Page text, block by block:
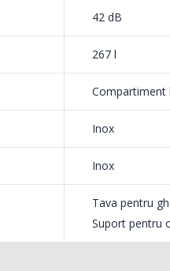
de tip LED, durabila si
in orice colt al
aparatului tau
la dispozitie.
42 dB
267 l
Compartiment
Inox
Inox
Tava pentru
Suport pentru